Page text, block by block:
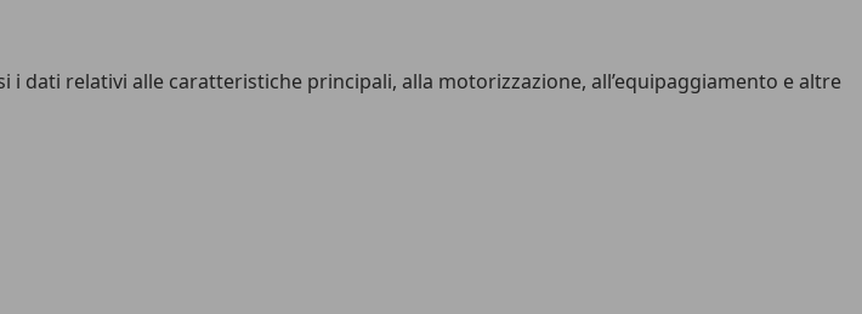
i dati relativi alle caratteristiche principali, alla motorizzazione, all’equipaggiamento e altre